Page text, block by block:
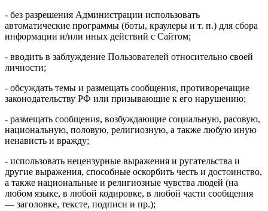
- без разрешения Администрации использовать
автоматические программы (боты, краулеры и т. п.) для сбора
информации и/или иных действий с Сайтом;
- вводить в заблуждение Пользователей относительно своей
личности;
- обсуждать темы и размещать сообщения, противоречащие
законодательству РФ или призывающие к его нарушению;
- размещать сообщения, возбуждающие социальную, расовую,
национальную, половую, религиозную, а также любую иную
ненависть и вражду;
- использовать нецензурные выражения и ругательства и
другие выражения, способные оскорбить честь и достоинство,
а также национальные и религиозные чувства людей (на
любом языке, в любой кодировке, в любой части сообщения
— заголовке, тексте, подписи и пр.);